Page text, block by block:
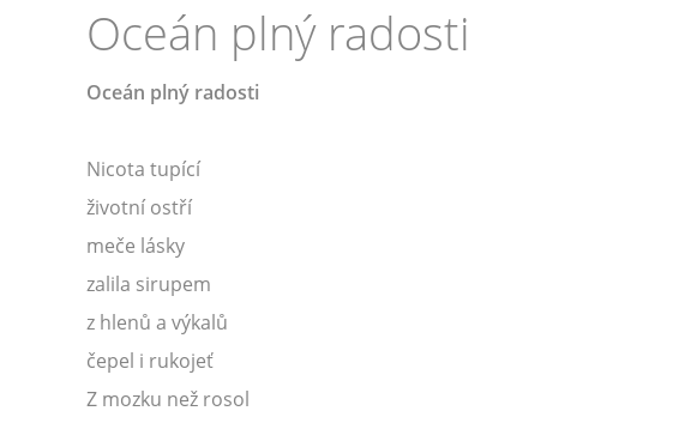
Oceán plný radosti
Oceán plný radosti
Nicota tupící
životní ostří
meče lásky
zalila sirupem
z hlenů a výkalů
čepel i rukojeť
Z mozku než rosol